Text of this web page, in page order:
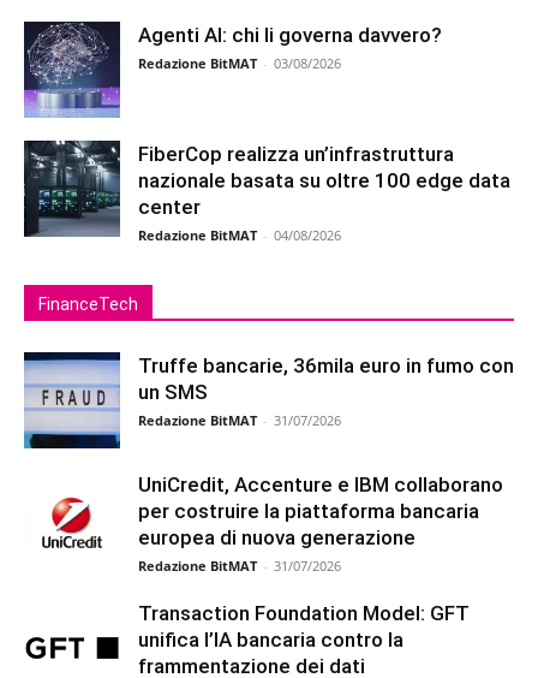
Agenti AI: chi li governa davvero?
Redazione BitMAT - 03/08/2026
FiberCop realizza un’infrastruttura
nazionale basata su oltre 100 edge data
center
Redazione BitMAT - 04/08/2026
FinanceTech
Truffe bancarie, 36mila euro in fumo con
un SMS
Redazione BitMAT - 31/07/2026
UniCredit, Accenture e IBM collaborano
per costruire la piattaforma bancaria
europea di nuova generazione
Redazione BitMAT - 31/07/2026
Transaction Foundation Model: GFT
unifica l’IA bancaria contro la
frammentazione dei dati